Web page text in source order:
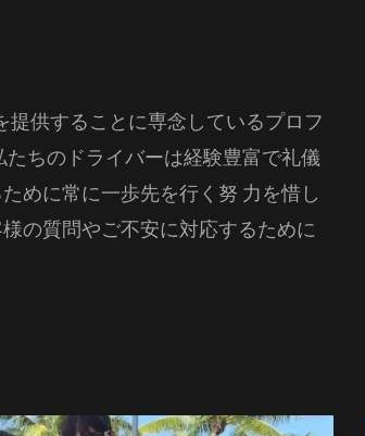
供することに専念しているプロフ
ちのドライバーは経験豊富で礼儀
めに常に一歩先を行く努 力を惜し
の質問やご不安に対応するために